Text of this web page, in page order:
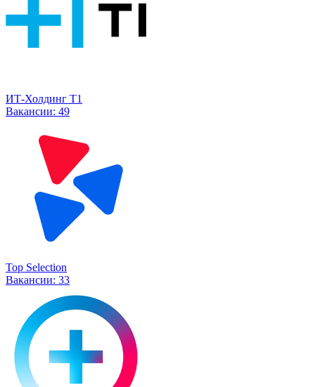
ИТ-Холдинг Т1
Вакансии: 49
Top Selection
Вакансии: 33